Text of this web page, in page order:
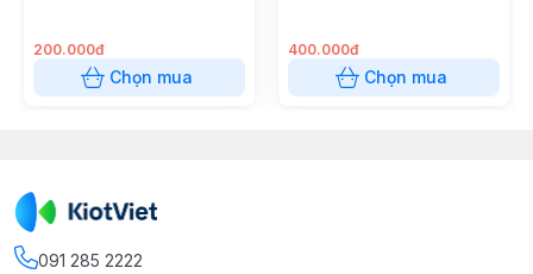
200.000đ
Chọn mua
400.000đ
Chọn mua
091 285 2222